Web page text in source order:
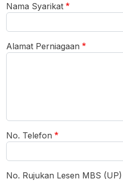
Nama Syarikat
Alamat Perniagaan
No. Telefon
No. Rujukan Lesen MBS (UP)